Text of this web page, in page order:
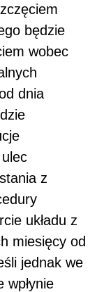
będzie
wobec
dnia
z
układu z
miesięcy od
jednak we
wpłynie